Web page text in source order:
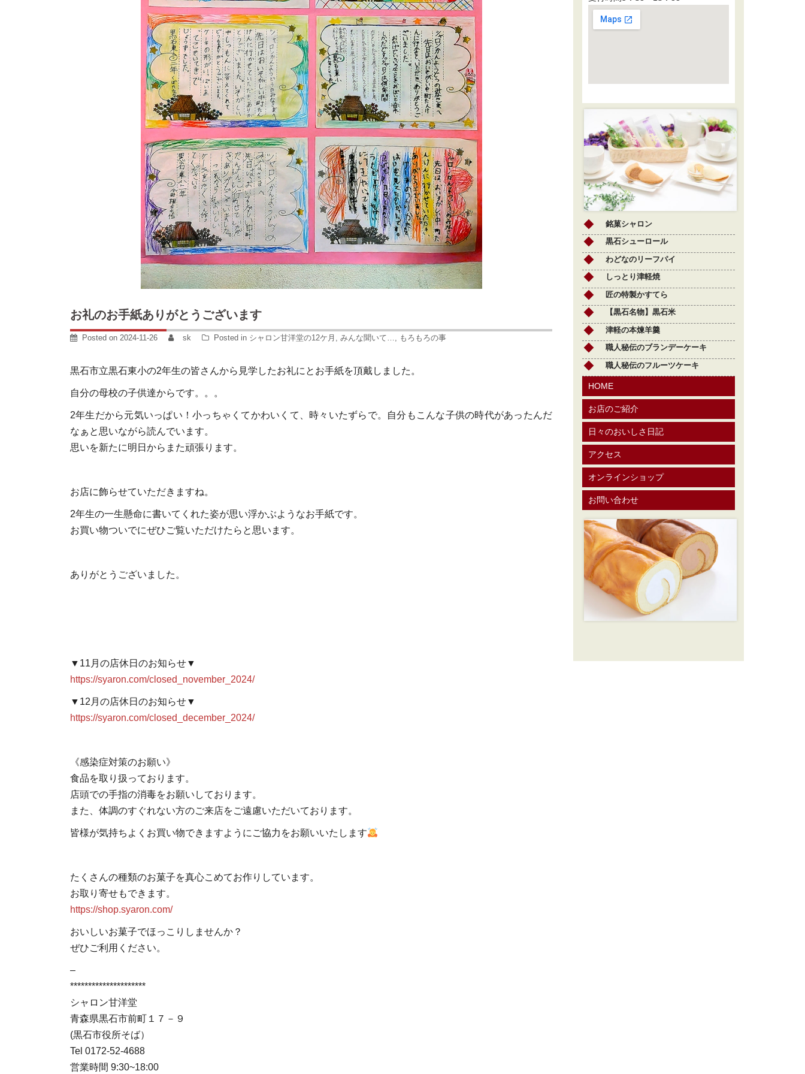
お礼のお手紙ありがとうございます
Posted on 2024-11-26 sk Posted in シャロン甘洋堂の12ケ月 , みんな聞いて…, もろもろの事
黒石市立黒石東小の2年生の皆さんから見学したお礼にとお手紙を頂戴しました。
自分の母校の子供達からです。。。
2年生だから元気いっぱい！小っちゃくてかわいくて、時々いたずらで。自分もこんな子供の時代があったんだ
なぁと思いながら読んでいます。
思いを新たに明日からまた頑張ります。
お店に飾らせていただきますね。
2年生の一生懸命に書いてくれた姿が思い浮かぶようなお手紙です。
お買い物ついでにぜひご覧いただけたらと思います。
ありがとうございました。
▼11月の店休日のお知らせ▼
https://syaron.com/closed_november_2024/
▼12月の店休日のお知らせ▼
https://syaron.com/closed_december_2024/
《感染症対策のお願い》
食品を取り扱っております。
店頭での手指の消毒をお願いしております。
また、体調のすぐれない方のご来店をご遠慮いただいております。
皆様が気持ちよくお買い物できますようにご協力をお願いいたします
たくさんの種類のお菓子を真心こめてお作りしています。
お取り寄せもできます。
https://shop.syaron.com/
おいしいお菓子でほっこりしませんか？
ぜひご利用ください。
–
*********************
シャロン甘洋堂
青森県黒石市前町１７－９
(黒石市役所そば）
Tel 0172-52-4688
営業時間 9:30~18:00
銘菓シャロン
黒石シューロール
わどなのリーフパイ
しっとり津軽焼
匠の特製かすてら
【黒石名物】黒石米
津軽の本煉羊羹
職人秘伝のブランデーケーキ
職人秘伝のフルーツケーキ
HOME
お店のご紹介
日々のおいしさ日記
アクセス
オンラインショップ
お問い合わせ